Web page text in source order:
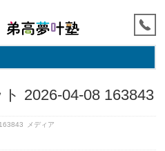
2026-04-08 163843
メディア